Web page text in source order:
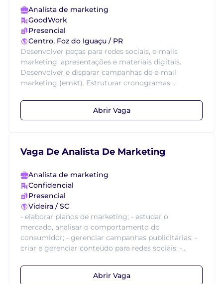
Analista de marketing
GoodWork
Presencial
Centro, Foz do Iguaçu / PR
Desenvolver peças para redes sociais, e-mails
marketing, apresentações e materiais digitais.
Desenvolver e disparar campanhas de e-mail
marketing (emkt). Estruturar cronogramas ...
Abrir Vaga
Vaga De Analista De Marketing
Analista de marketing
Confidencial
Presencial
Videira / SC
- elaborar planos de marketing; - estudar o
mercado, analisar o comportamento do
consumidor; - gerenciar campanhas publicitárias; -
criar e gerenciar conteúdo para redes sociais; -...
Abrir Vaga